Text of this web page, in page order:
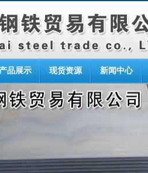
产品展示 现货资源 新闻中心